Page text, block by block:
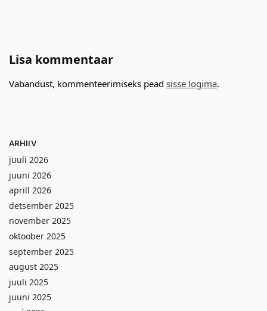
Lisa kommentaar
Vabandust, kommenteerimiseks pead sisse logima.
ARHIIV
juuli 2026
juuni 2026
aprill 2026
detsember 2025
november 2025
oktoober 2025
september 2025
august 2025
juuli 2025
juuni 2025